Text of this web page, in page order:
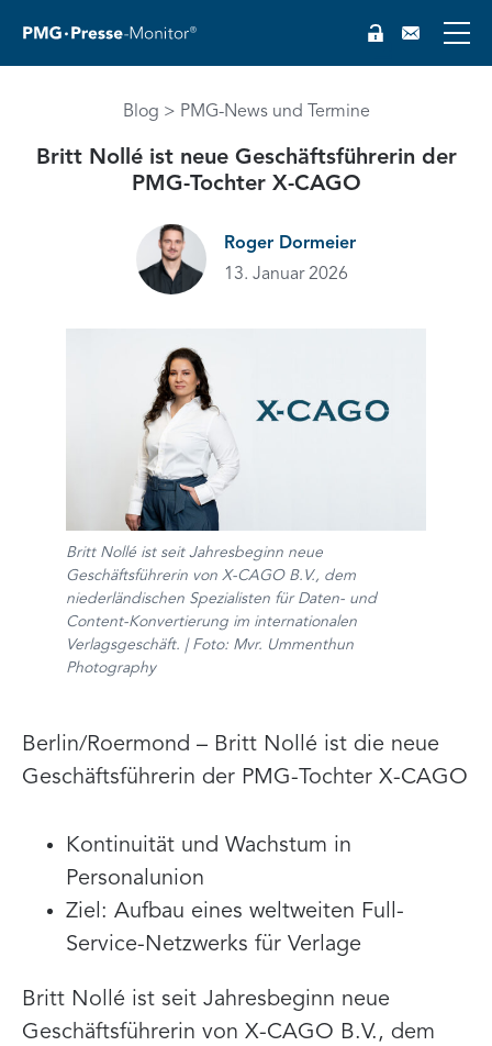
Blog PMG-News und Termine
Britt Nollé ist neue Geschäftsführerin der
PMG-Tochter X-CAGO
Roger Dormeier
13. Januar 2026
Britt Nollé ist seit Jahresbeginn neue
Geschäftsführerin von X-CAGO B.V., dem
niederländischen Spezialisten für Daten- und
Content-Konvertierung im internationalen
Verlagsgeschäft. | Foto: Mvr. Ummenthun
Photography
Berlin/Roermond – Britt Nollé ist die neue
Geschäftsführerin der PMG-Tochter X-CAGO
Kontinuität und Wachstum in
Personalunion
Ziel: Aufbau eines weltweiten Full-
Service-Netzwerks für Verlage
Britt Nollé ist seit Jahresbeginn neue
Geschäftsführerin von X-CAGO B.V., dem